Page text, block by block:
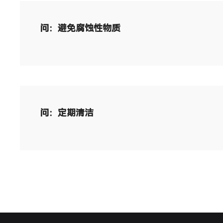
问：避免腐蚀性物质
问：定期清洁